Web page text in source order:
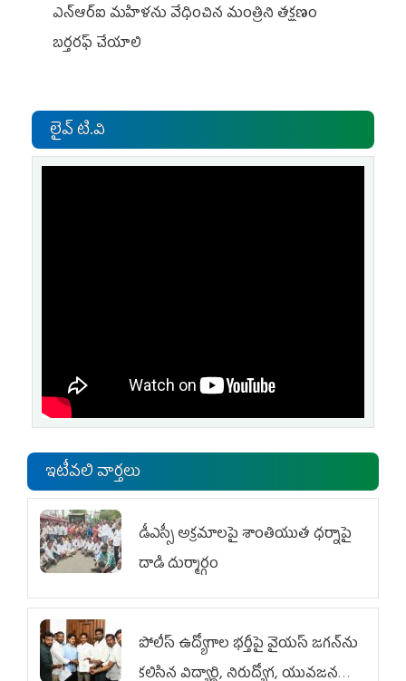
ఎన్ఆర్ఐ మహిళను వేధించిన మంత్రిని త‌క్ష‌ణం
బ‌ర్త‌ర‌ఫ్ చేయాలి
లైవ్ టి.వి
ఇటీవలి వార్తలు
డీఎస్సీ అక్రమాలపై శాంతియుత ధర్నాపై
దాడి దుర్మార్గం
పోలీస్ ఉద్యోగాల భర్తీపై వైయస్ జగన్‌ను
కలిసిన విద్యార్థి, నిరుద్యోగ, యువజన